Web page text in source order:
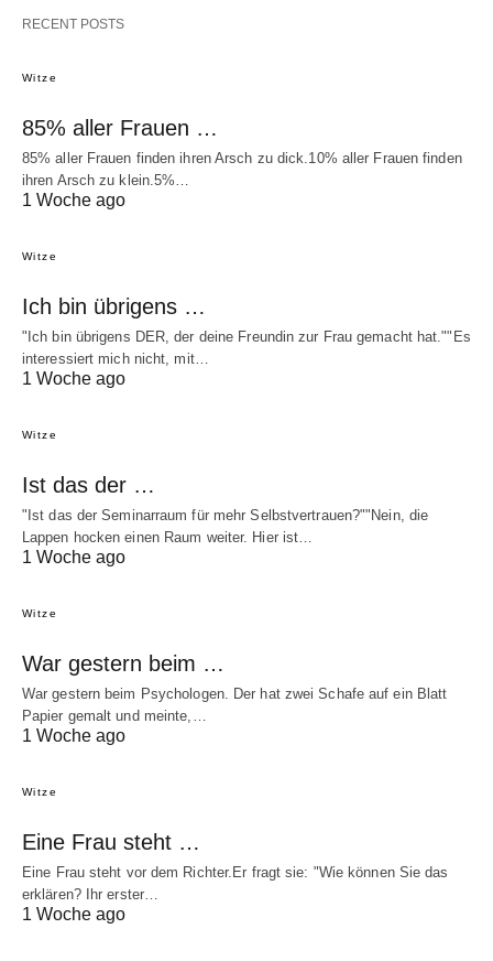
RECENT POSTS
Witze
85% aller Frauen …
85% aller Frauen finden ihren Arsch zu dick.10% aller Frauen finden
ihren Arsch zu klein.5%…
1 Woche ago
Witze
Ich bin übrigens …
"Ich bin übrigens DER, der deine Freundin zur Frau gemacht hat.""Es
interessiert mich nicht, mit…
1 Woche ago
Witze
Ist das der …
"Ist das der Seminarraum für mehr Selbstvertrauen?""Nein, die
Lappen hocken einen Raum weiter. Hier ist…
1 Woche ago
Witze
War gestern beim …
War gestern beim Psychologen. Der hat zwei Schafe auf ein Blatt
Papier gemalt und meinte,…
1 Woche ago
Witze
Eine Frau steht …
Eine Frau steht vor dem Richter.Er fragt sie: "Wie können Sie das
erklären? Ihr erster…
1 Woche ago